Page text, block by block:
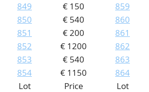
849
€ 150
850
€ 540
851
€ 200
852
€ 1200
853
€ 540
854
€ 1150
859
860
861
862
863
864
Lot
Price
Lot